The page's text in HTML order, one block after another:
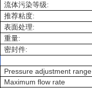
流体污染等级:
推荐粘度:
表面处理:
重量:
密封件:
Pressure adjustment range
Maximum flow rate